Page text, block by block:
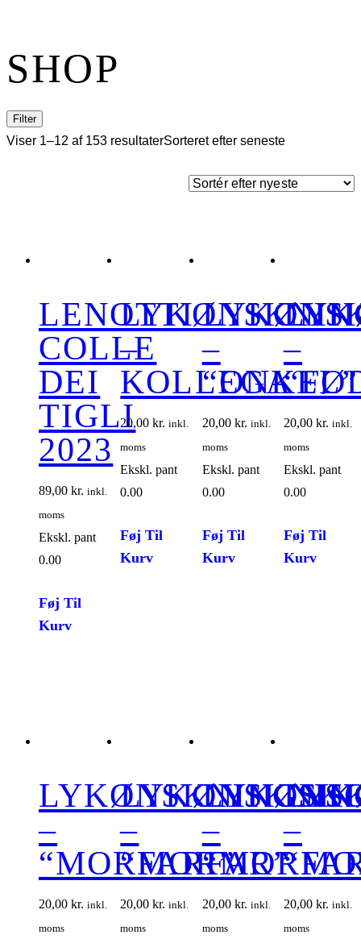
SHOP
Filter
Viser 1–12 af 153 resultaterSorteret efter seneste
LENOTTI
COLLE
DEI
TIGLI
2023
89,00 kr. inkl.
moms
Ekskl. pant
0.00
Føj Til
Kurv
–
KOLLEGA
20,00kr. inkl.
moms
Ekskl. pant
0.00
Føj Til
Kurv
–
“ONKEL”
20,00 kr. inkl.
moms
Ekskl. pant
0.00
Føj Til
Kurv
–
20,00 kr. inkl.
moms
Ekskl. pant
0.00
Føj Til
Kurv
–
“MORMOR”
20,00 kr. inkl.
moms
–
“FARFAR”
20,00kr. inkl.
moms
–
20,00 kr. inkl.
moms
–
20,00 kr. inkl.
moms